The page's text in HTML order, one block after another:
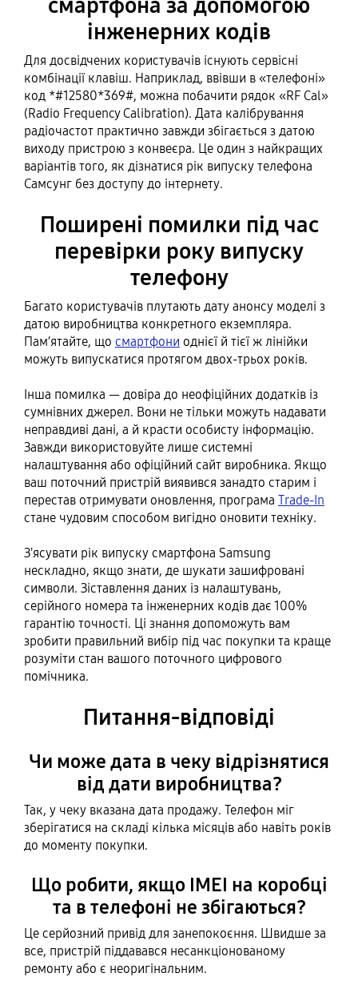
інженерних кодів
Для досвідчених користувачів існують сервісні
комбінації клавіш. Наприклад, ввівши в «телефоні»
код *#12580*369#, можна побачити рядок «RF Cal»
(Radio Frequency Calibration). Дата калібрування
радіочастот практично завжди збігається з датою
виходу пристрою з конвеєра. Це один з найкращих
варіантів того, як дізнатися рік випуску телефона
Самсунг без доступу до інтернету.
Поширені помилки під час
перевірки року випуску
телефону
Багато користувачів плутають дату анонсу моделі з
датою виробництва конкретного екземпляра.
Пам’ятайте, що смартфони однієї й тієї ж лінійки
можуть випускатися протягом двох-трьох років.
Інша помилка — довіра до неофіційних додатків із
сумнівних джерел. Вони не тільки можуть надавати
неправдиві дані, а й красти особисту інформацію.
Завжди використовуйте лише системні
налаштування або офіційний сайт виробника. Якщо
ваш поточний пристрій виявився занадто старим і
перестав отримувати оновлення, програма Trade-In
стане чудовим способом вигідно оновити техніку.
З'ясувати рік випуску смартфона Samsung
нескладно, якщо знати, де шукати зашифровані
символи. Зіставлення даних із налаштувань,
серійного номера та інженерних кодів дає 100%
гарантію точності. Ці знання допоможуть вам
зробити правильний вибір під час покупки та краще
розуміти стан вашого поточного цифрового
помічника.
Питання-відповіді
Чи може дата в чеку відрізнятися
від дати виробництва?
Так, у чеку вказана дата продажу. Телефон міг
зберігатися на складі кілька місяців або навіть років
до моменту покупки.
Що робити, якщо IMEI на коробці
та в телефоні не збігаються?
Це серйозний привід для занепокоєння. Швидше за
все, пристрій піддавався несанкціонованому
ремонту або є неоригінальним.